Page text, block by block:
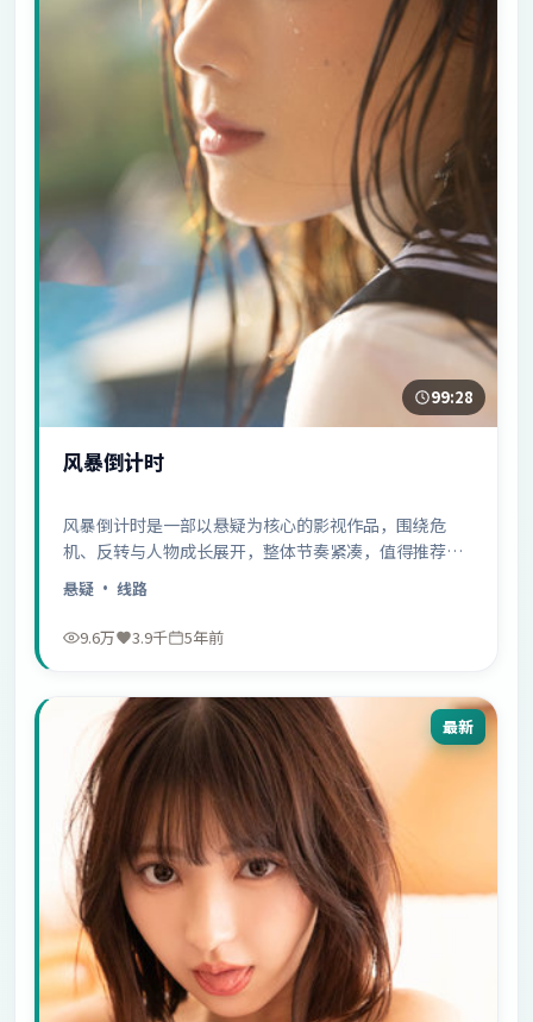
99:28
风暴倒计时
风暴倒计时是一部以悬疑为核心的影视作品，围绕危
机、反转与人物成长展开，整体节奏紧凑，值得推荐观
看。
悬疑 · 线路
9.6万 3.9千 5年前
最新